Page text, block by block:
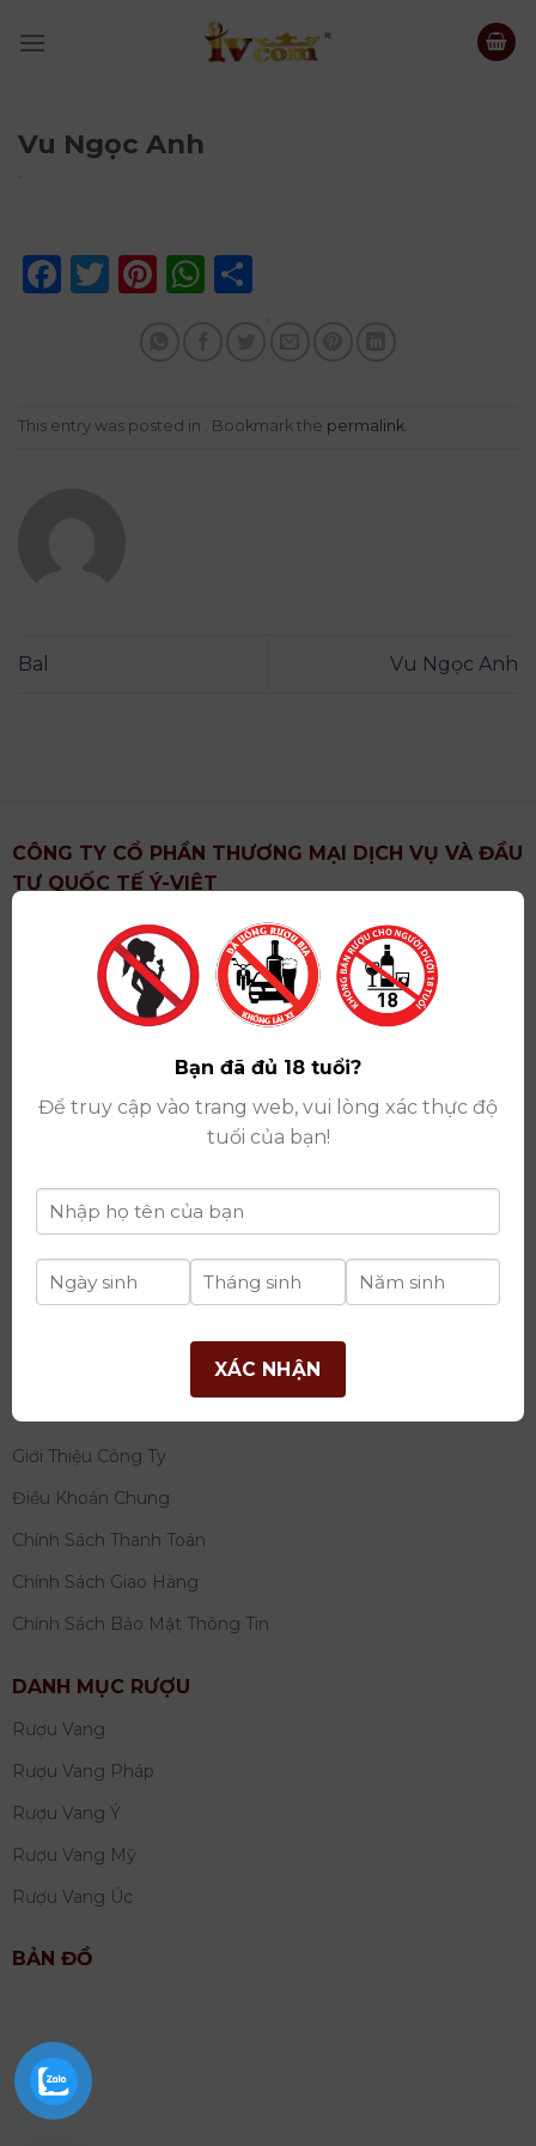
Vu Ngọc Anh
Facebook
Twitter
Pinterest
WhatsApp
This entry was posted in . Bookmark the permalink.
Bal Vu Ngọc Anh
CÔNG TY CỔ PHẦN THƯƠNG MẠI DỊCH VỤ VÀ ĐẦU
TƯ QUỐC TẾ Ý-VIỆT
: Khu 6, Xã Hoài Đức, Thành Phố Hà Nội
Showroom: Số 09 Phố Liễu Giai, Phường Ngọc Hà,
Thành Phố Hà Nội
Giấy ĐKKD số: 0102751615 do Sở Tài Chính Thành
Phố Hà Nội cấp lần đầu ngày 07/05/2008,đăng ký
thay đổi lần thứ 17 ngày 06/08/2025
Giấy phép Phân Phối Rượu số : 529/GP-BCT do Bộ
Công Thương cấp ngày 14/11/2022
Ngân hàng:Ngân hàng TMCP Đầu tư và phát triển
Việt Nam (BIDV)
tư quốc tế Ý-Việt
Tây Hồ, TP Hà Nội
THÔNG TIN
Giới Thiệu Công Ty
Điều Khoản Chung
Chính Sách Thanh Toán
Chính Sách Giao Hàng
Chính Sách Bảo Mật Thông Tin
DANH MỤC RƯỢU
Rượu Vang
Rượu Vang Pháp
Rượu Vang Ý
Rượu Vang Mỹ
Rượu Vang Úc
BẢN ĐỒ
Bạn đã đủ 18 tuổi?
Để truy cập vào trang web, vui lòng xác thực độ
tuổi của bạn!
XÁC NHẬN